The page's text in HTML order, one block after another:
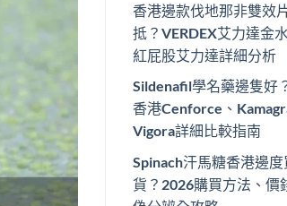
香港邊款伐地那非雙效
抵？VERDEX艾力達金
紅屁股艾力達詳細分析
Sildenafil學名藥邊隻好
香港Cenforce、
Vigora詳細比較指南
Spinach汗馬糖香港邊度
貨？2026購買方法、價